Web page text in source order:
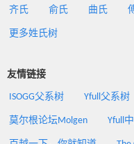
齐氏 俞氏 曲氏
更多姓氏树
友情链接
ISOGG父系树 Yfull父系树
莫尔根论坛Molgen Yfull